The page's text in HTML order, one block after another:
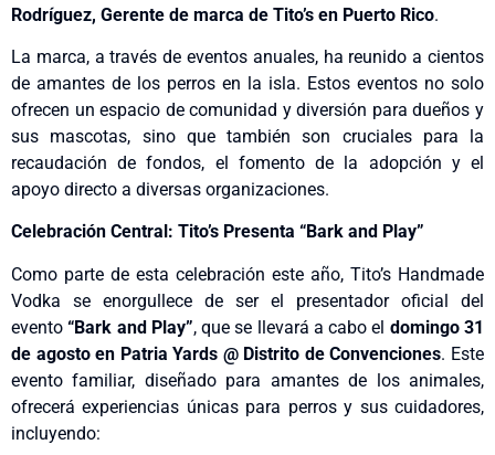
Rodríguez, Gerente de marca de Tito’s en Puerto Rico.
La marca, a través de eventos anuales, ha reunido a cientos
de amantes de los perros en la isla. Estos eventos no solo
ofrecen un espacio de comunidad y diversión para dueños y
sus mascotas, sino que también son cruciales para la
recaudación de fondos, el fomento de la adopción y el
apoyo directo a diversas organizaciones.
Celebración Central: Tito’s Presenta “Bark and Play”
Como parte de esta celebración este año, Tito’s Handmade
Vodka se enorgullece de ser el presentador oficial del
evento“Bark and Play”, que se llevará a cabo el domingo 31
de agosto en Patria Yards @ Distrito de Convenciones. Este
evento familiar, diseñado para amantes de los animales,
ofrecerá experiencias únicas para perros y sus cuidadores,
incluyendo: